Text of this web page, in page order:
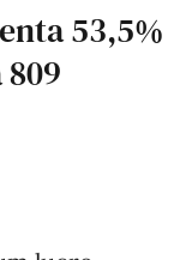
53,5%